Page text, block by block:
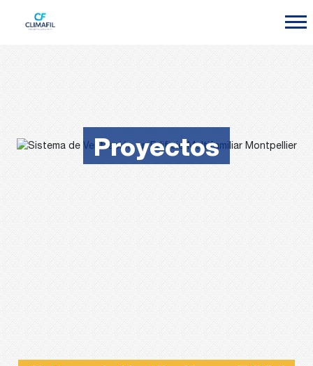
Proyectos